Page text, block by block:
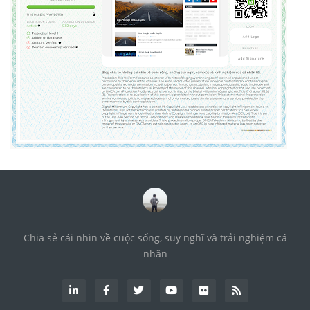
Chia sẻ cái nhìn về cuộc sống, suy nghĩ và trải nghiệm cá
nhân